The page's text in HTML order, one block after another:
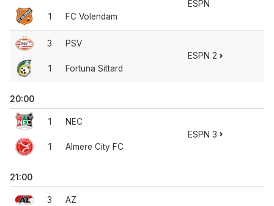
1 FC Volendam
ESPN
3
1
PSV
Fortuna Sittard
ESPN 2
20:00
1
1
NEC
Almere City FC
ESPN 3
21:00
3 AZ